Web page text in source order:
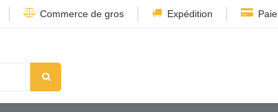
Commerce de gros Expédition